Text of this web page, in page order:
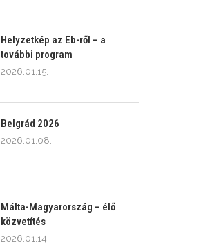
Helyzetkép az Eb-ről – a
további program
2026.01.15.
Belgrád 2026
2026.01.08.
Málta-Magyarország – élő
közvetítés
2026.01.14.